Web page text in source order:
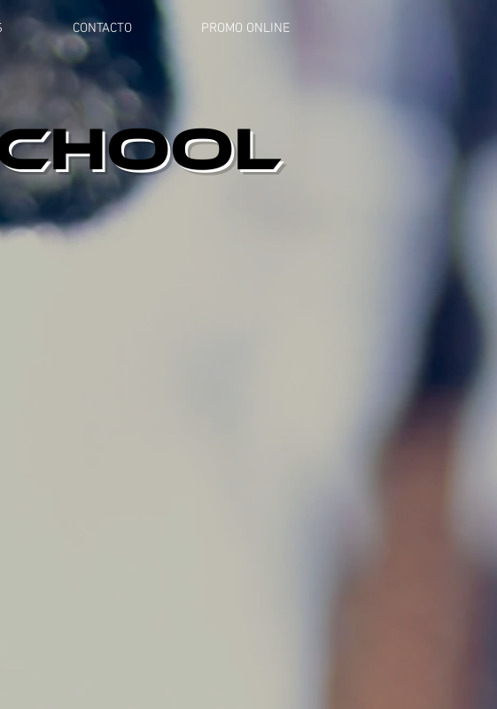
CONTACTO PROMO ONLINE
Academia de Música
Buenos Aires?
necesidades.
de profesor de bajo o de
adolescentes, jovenes, adultos
a tus objetivos y a